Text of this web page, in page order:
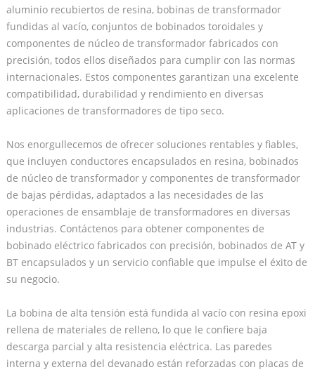
aluminio recubiertos de resina, bobinas de transformador
fundidas al vacío, conjuntos de bobinados toroidales y
componentes de núcleo de transformador fabricados con
precisión, todos ellos diseñados para cumplir con las normas
internacionales. Estos componentes garantizan una excelente
compatibilidad, durabilidad y rendimiento en diversas
aplicaciones de transformadores de tipo seco.
Nos enorgullecemos de ofrecer soluciones rentables y fiables,
que incluyen conductores encapsulados en resina, bobinados
de núcleo de transformador y componentes de transformador
de bajas pérdidas, adaptados a las necesidades de las
operaciones de ensamblaje de transformadores en diversas
industrias. Contáctenos para obtener componentes de
bobinado eléctrico fabricados con precisión, bobinados de AT y
BT encapsulados y un servicio confiable que impulse el éxito de
su negocio.
La bobina de alta tensión está fundida al vacío con resina epoxi
rellena de materiales de relleno, lo que le confiere baja
descarga parcial y alta resistencia eléctrica. Las paredes
interna y externa del devanado están reforzadas con placas de